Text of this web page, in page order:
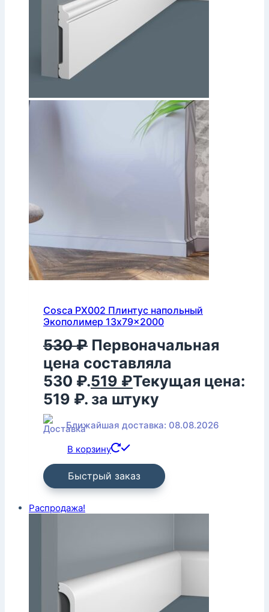
Cosca PX002 Плинтус напольный
Экополимер 13x79x2000
530₽ Первоначальная
цена составляла
530 ₽.519 ₽Текущая цена:
519 ₽. за штуку
Ближайшая доставка: 08.08.2026
В корзину
Быстрый заказ
Распродажа!